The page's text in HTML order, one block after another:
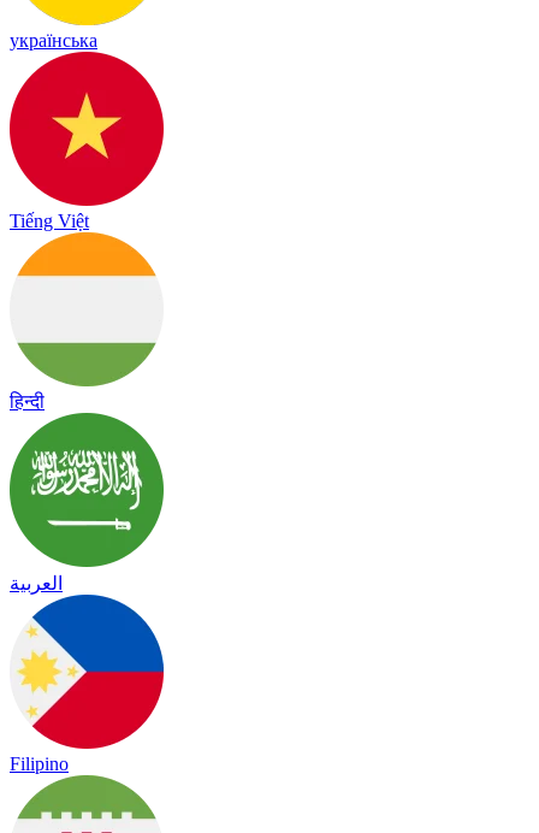
українська
Tiếng Việt
हिन्दी
العربية
Filipino